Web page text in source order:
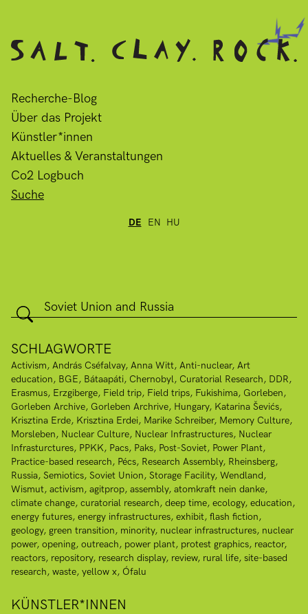
Recherche-Blog
Über das Projekt
Künstler*innen
Aktuelles & Veranstaltungen
Co2 Logbuch
Suche
DE EN HU
SCHLAGWORTE
Activism András Cséfalvay Anna Witt Anti-nuclear Art
education BGE Bátaapáti Chernobyl Curatorial Research DDR
Erasmus Erzgiberge Field trip Field trips Fukishima Gorleben
Gorleben Archive Gorleben Archrive Hungary Katarina Ševićs
Krisztina Erde Krisztina Erdei Marike Schreiber Memory Culture
Morsleben Nuclear Culture Nuclear Infrastructures Nuclear
Infrasturctures PPKK Pacs Paks Post-Soviet Power Plant
Practice-based research Pécs Research Assembly Rheinsberg
Russia Semiotics Soviet Union Storage Facility Wendland
Wismut activism agitprop assembly atomkraft nein danke
climate change curatorial research deep time ecology education
energy futures energy infrastructures exhibit flash fiction
geology green transition minority nuclear infrastructures nuclear
power opening outreach power plant protest graphics reactor
reactors repository research display review rural life site-based
research waste yellow x Ófalu
KÜNSTLER*INNEN